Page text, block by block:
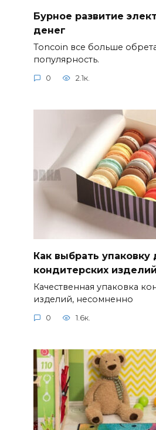
Бурное развитие
денег
Toncoin все больше
популярность.
0 2.1к.
Как выбрать упаковку
кондитерских изделий
Качественная упаковка
изделий, несомненно
0 1.6к.